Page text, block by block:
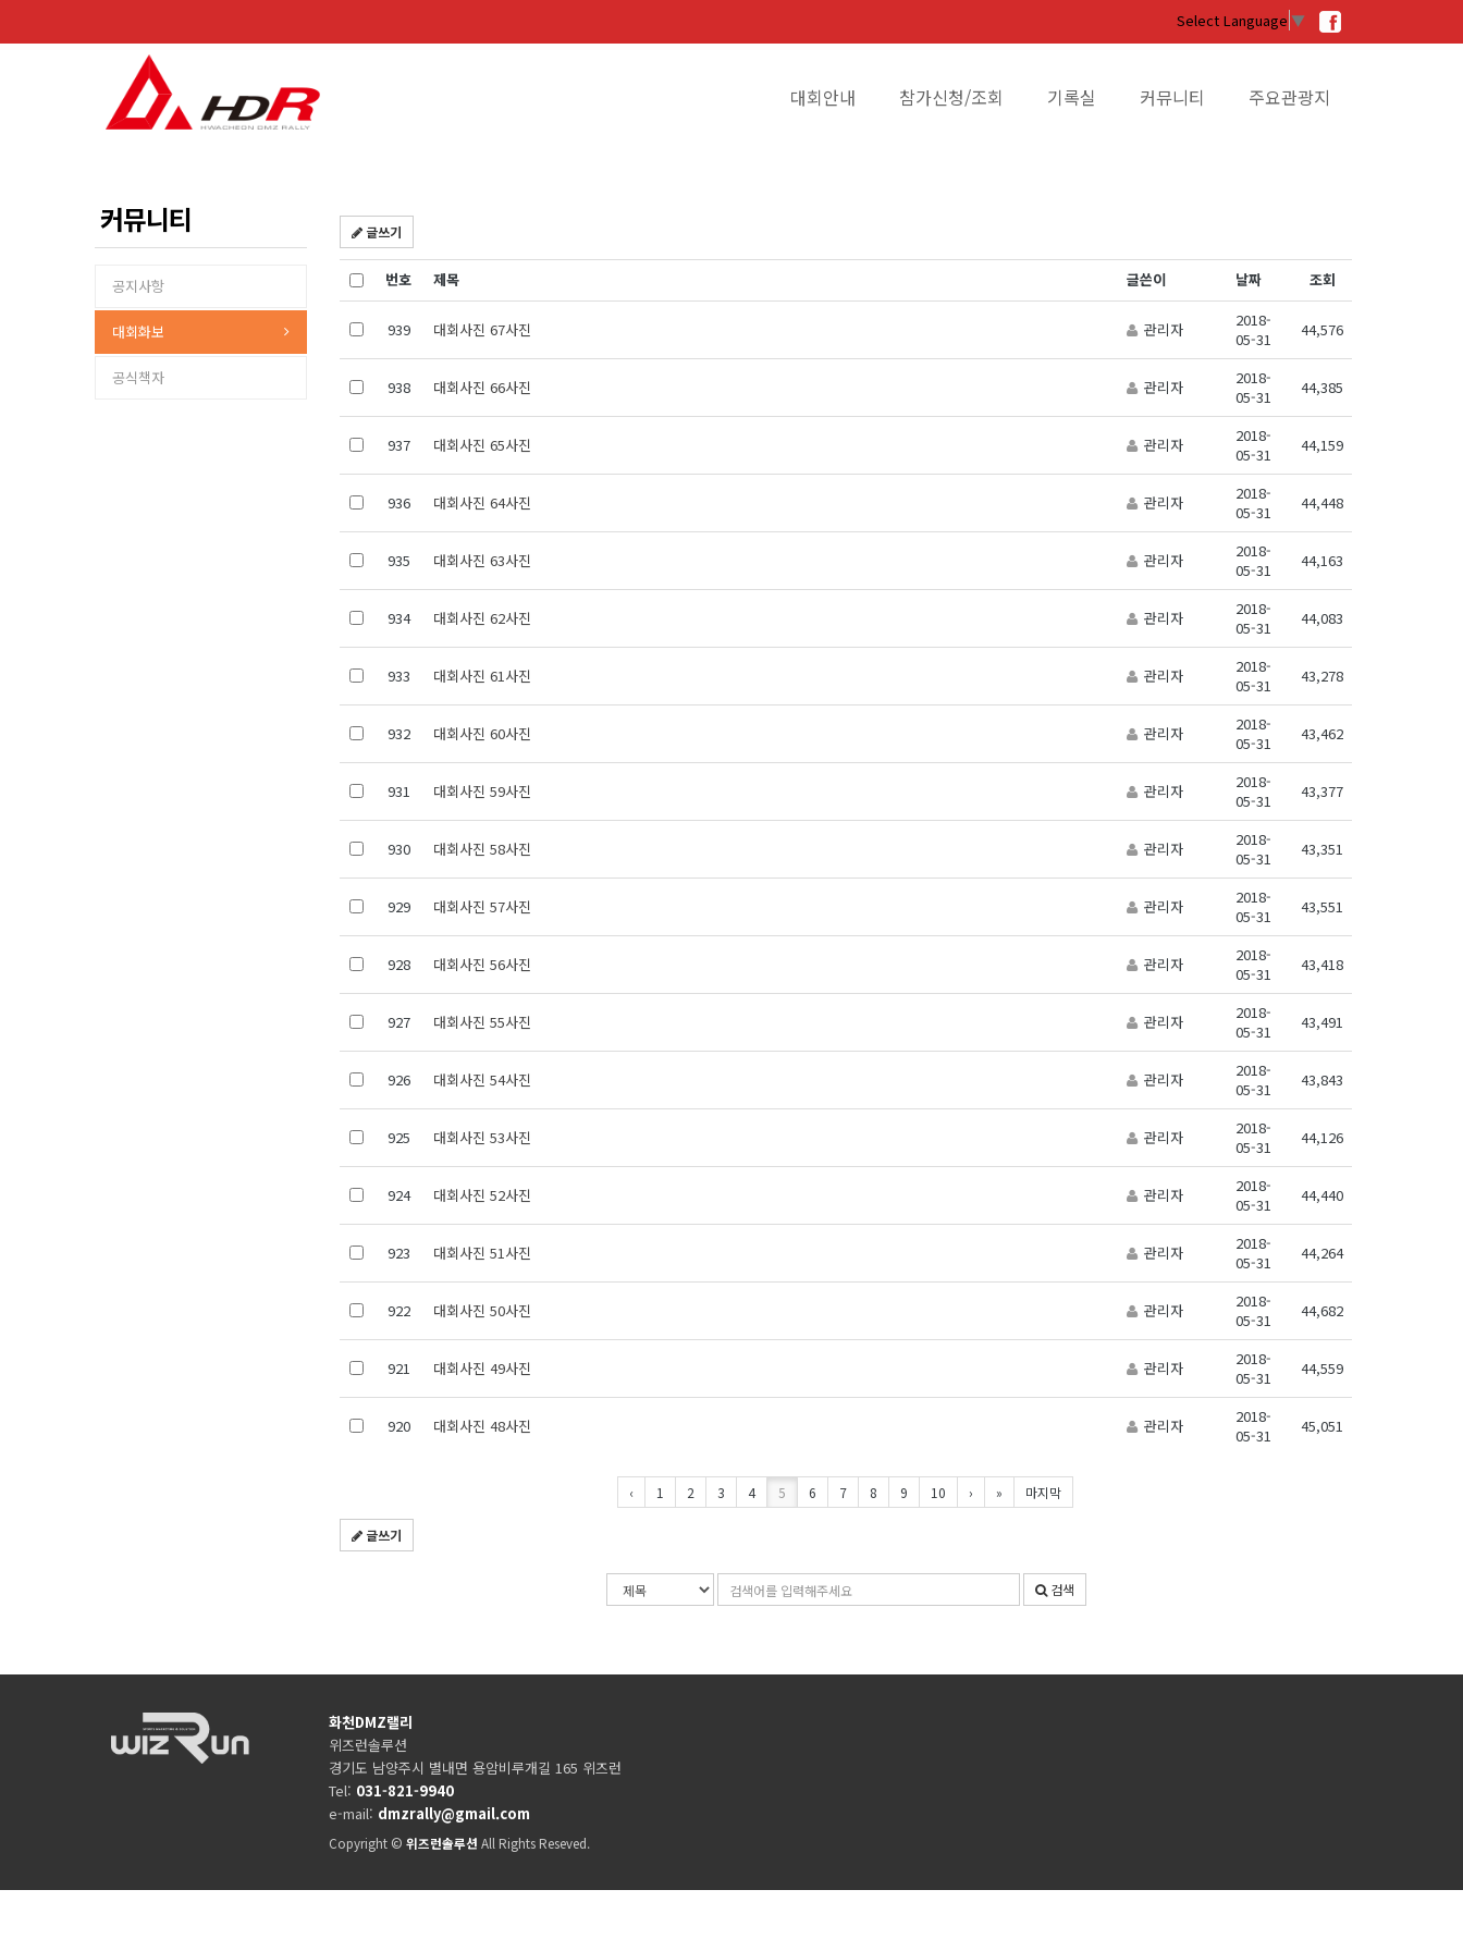
Select Language ▼
대회안내 참가신청/조회 기록실 커뮤니티 주요관광지
커뮤니티
공지사항
대회화보
공식책자
글쓰기
번호 제목 글쓴이 날짜 조회
939 대회사진 67사진 관리자
2018-
05-31
44,576
938 대회사진 66사진 관리자
2018-
05-31
44,385
937 대회사진 65사진 관리자
2018-
05-31
44,159
936 대회사진 64사진 관리자
2018-
05-31
44,448
935 대회사진 63사진 관리자
2018-
05-31
44,163
934 대회사진 62사진 관리자
2018-
05-31
44,083
933 대회사진 61사진 관리자
2018-
05-31
43,278
932 대회사진 60사진 관리자
2018-
05-31
43,462
931 대회사진 59사진 관리자
2018-
05-31
43,377
930 대회사진 58사진 관리자
2018-
05-31
43,351
929 대회사진 57사진 관리자
2018-
05-31
43,551
928 대회사진 56사진 관리자
2018-
05-31
43,418
927 대회사진 55사진 관리자
2018-
05-31
43,491
926 대회사진 54사진 관리자
2018-
05-31
43,843
925 대회사진 53사진 관리자
2018-
05-31
44,126
924 대회사진 52사진 관리자
2018-
05-31
44,440
923 대회사진 51사진 관리자
2018-
05-31
44,264
922 대회사진 50사진 관리자
2018-
05-31
44,682
921 대회사진 49사진 관리자
2018-
05-31
44,559
920 대회사진 48사진 관리자
2018-
05-31
45,051
‹ 1 2 3 4 5 6 7 8 9 10 › » 마지막
글쓰기
검
색
검
색
검색
화천DMZ랠리
위즈런솔루션
경기도 남양주시 별내면 용암비루개길 165 위즈런
Tel: 031-821-9940
e-mail: dmzrally@gmail.com
Copyright © 위즈런솔루션 All Rights Reseved.